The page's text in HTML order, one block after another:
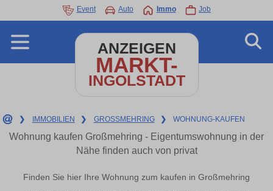
Event Auto Immo Job
ANZEIGEN
MARKT-
INGOLSTADT
❯ IMMOBILIEN ❯ GROSSMEHRING ❯ WOHNUNG-KAUFEN
Wohnung kaufen Großmehring - Eigentumswohnung in der
Nähe finden auch von privat
Finden Sie hier Ihre Wohnung zum kaufen in Großmehring